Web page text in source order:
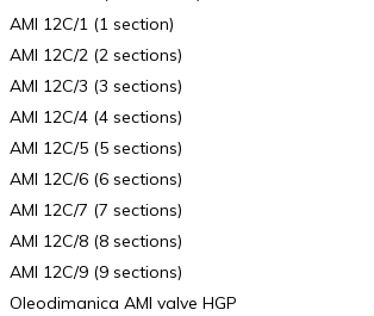
AMI 12C/1 (1 section)
AMI 12C/2 (2 sections)
AMI 12C/3 (3 sections)
AMI 12C/4 (4 sections)
AMI 12C/5 (5 sections)
AMI 12C/6 (6 sections)
AMI 12C/7 (7 sections)
AMI 12C/8 (8 sections)
AMI 12C/9 (9 sections)
Oleodimanica AMI valve HGP